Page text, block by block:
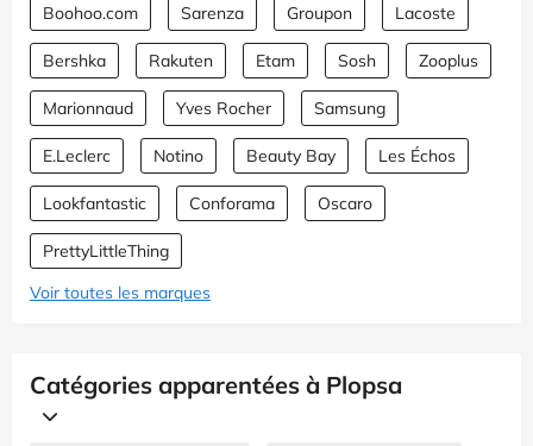
Boohoo.com Sarenza Groupon Lacoste
Bershka Rakuten Etam Sosh Zooplus
Marionnaud Yves Rocher Samsung
E.Leclerc Notino Beauty Bay Les Échos
Lookfantastic Conforama Oscaro
PrettyLittleThing
Voir toutes les marques
Catégories apparentées à Plopsa